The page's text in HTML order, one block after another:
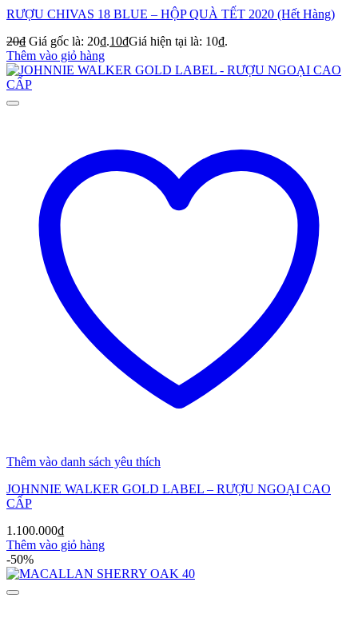
RƯỢU CHIVAS 18 BLUE – HỘP QUÀ TẾT 2020 (Hết Hàng)
20₫ Giá gốc là: 20₫.10₫Giá hiện tại là: 10₫.
Thêm vào giỏ hàng
Thêm vào danh sách yêu thích
JOHNNIE WALKER GOLD LABEL – RƯỢU NGOẠI CAO
CẤP
1.100.000₫
Thêm vào giỏ hàng
-50%